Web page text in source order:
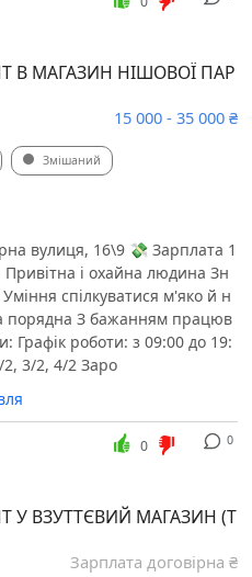
В МАГАЗИН НІШОВОЇ ПАР
15 000 - 35 000 ₴
Змішаний
вулиця, 16\9 💸 Зарплата 1
і охайна людина Зн
спілкуватися м'яко й н
порядна З бажанням працюв
Графік роботи: з 09:00 до 19:
2, 3/2, 4/2 Заро
0
0
У ВЗУТТЄВИЙ МАГАЗИН (Т
Зарплата договірна ₴